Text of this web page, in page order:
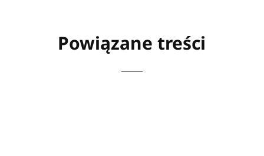
Powiązane treści